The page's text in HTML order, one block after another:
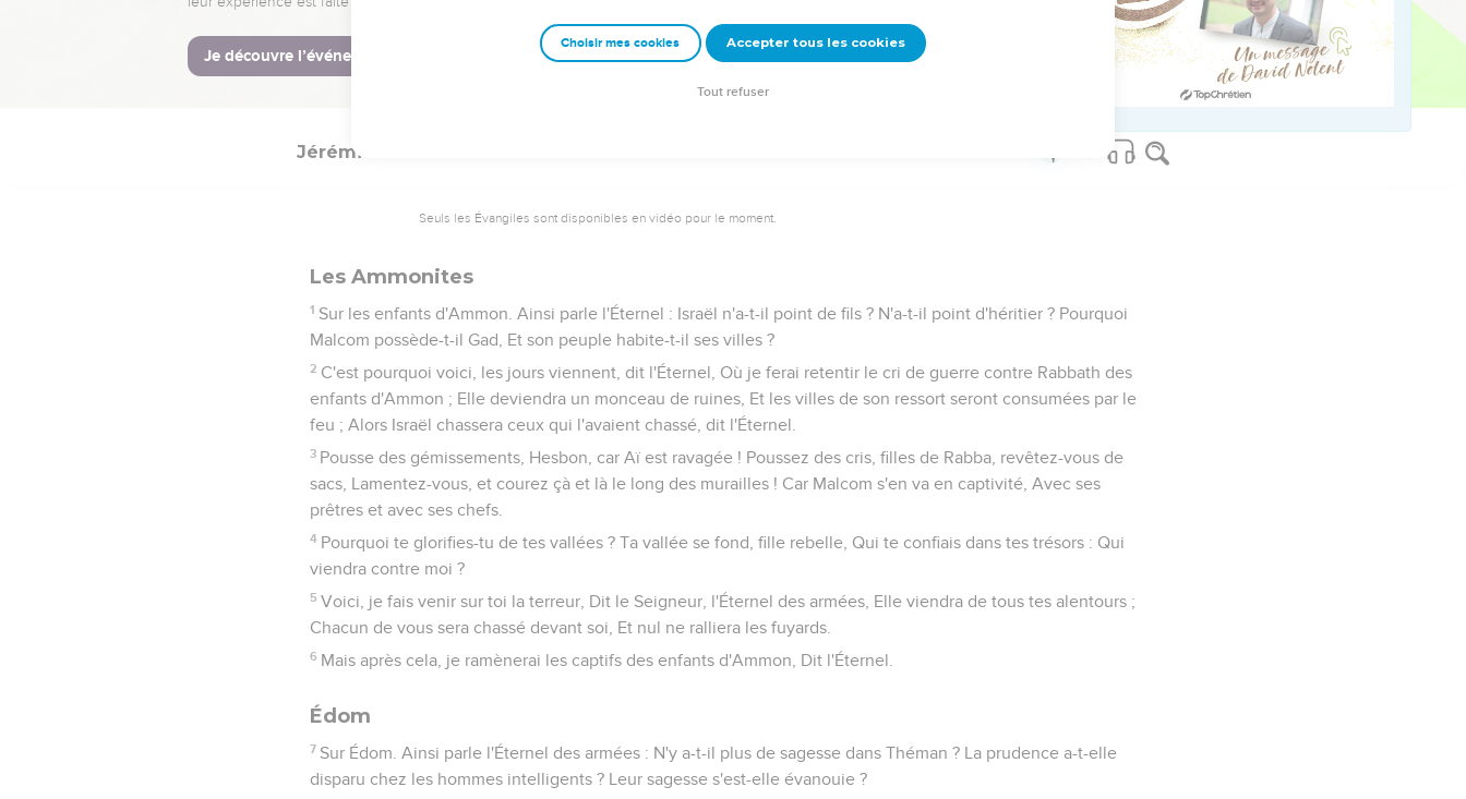
Malheur à toi, Moab ! Le peuple de Kemosch est perdu ! Car tes fils sont emmenés captifs, Et tes filles
captives.
Mais je ramènerai les captifs de Moab, dans la suite des temps, Dit l'Éternel. Tel est le jugement sur Moab.
Jérémie
Seuls les Évangiles sont disponibles en vidéo pour le moment.
Les Ammonites
1 Sur les enfants d'Ammon. Ainsi parle l'Éternel : Israël n'a-t-il point de fils ? N'a-t-il point d'héritier ? Pourquoi
Malcom possède-t-il Gad, Et son peuple habite-t-il ses villes ?
2 C'est pourquoi voici, les jours viennent, dit l'Éternel, Où je ferai retentir le cri de guerre contre Rabbath des
enfants d'Ammon ; Elle deviendra un monceau de ruines, Et les villes de son ressort seront consumées par le
feu ; Alors Israël chassera ceux qui l'avaient chassé, dit l'Éternel.
3 Pousse des gémissements, Hesbon, car Aï est ravagée ! Poussez des cris, filles de Rabba, revêtez-vous de
sacs, Lamentez-vous, et courez çà et là le long des murailles ! Car Malcom s'en va en captivité, Avec ses
prêtres et avec ses chefs.
4 Pourquoi te glorifies-tu de tes vallées ? Ta vallée se fond, fille rebelle, Qui te confiais dans tes trésors : Qui
viendra contre moi ?
5 Voici, je fais venir sur toi la terreur, Dit le Seigneur, l'Éternel des armées, Elle viendra de tous tes alentours ;
Chacun de vous sera chassé devant soi, Et nul ne ralliera les fuyards.
6 Mais après cela, je ramènerai les captifs des enfants d'Ammon, Dit l'Éternel.
Édom
7 Sur Édom. Ainsi parle l'Éternel des armées : N'y a-t-il plus de sagesse dans Théman ? La prudence a-t-elle
disparu chez les hommes intelligents ? Leur sagesse s'est-elle évanouie ?
Choisir mes cookies Accepter tous les cookies
Tout refuser